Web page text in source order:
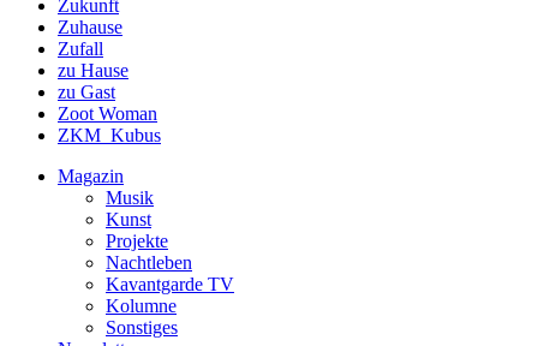
Zukunft
Zuhause
Zufall
zu Hause
zu Gast
Zoot Woman
ZKM_Kubus
Magazin
Musik
Kunst
Projekte
Nachtleben
Kavantgarde TV
Kolumne
Sonstiges